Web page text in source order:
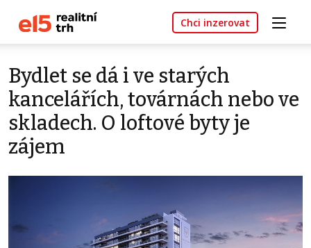
Chci inzerovat
Bydlet se dá i ve starých
kancelářích, továrnách nebo ve
skladech. O loftové byty je
zájem